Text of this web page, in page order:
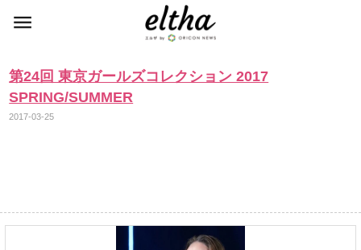
第24回 東京ガールズコレクション 2017
SPRING/SUMMER
2017-03-25